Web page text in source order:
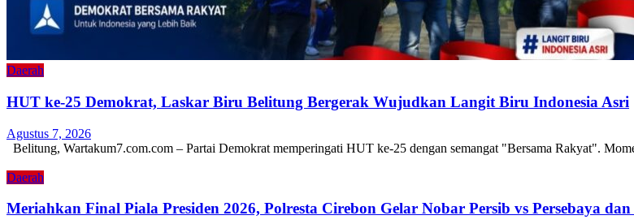
Daerah
HUT ke-25 Demokrat, Laskar Biru Belitung Bergerak Wujudkan Langit Biru Indonesia Asri
Agustus 7, 2026
Belitung, Wartakum7.com.com – Partai Demokrat memperingati HUT ke-25 dengan semangat "Bersama Rakyat".
Daerah
Meriahkan Final Piala Presiden 2026, Polresta Cirebon Gelar Nobar Persib vs Persebaya